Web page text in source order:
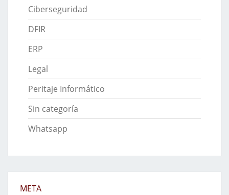
Ciberseguridad
DFIR
ERP
Legal
Peritaje Informático
Sin categoría
Whatsapp
META